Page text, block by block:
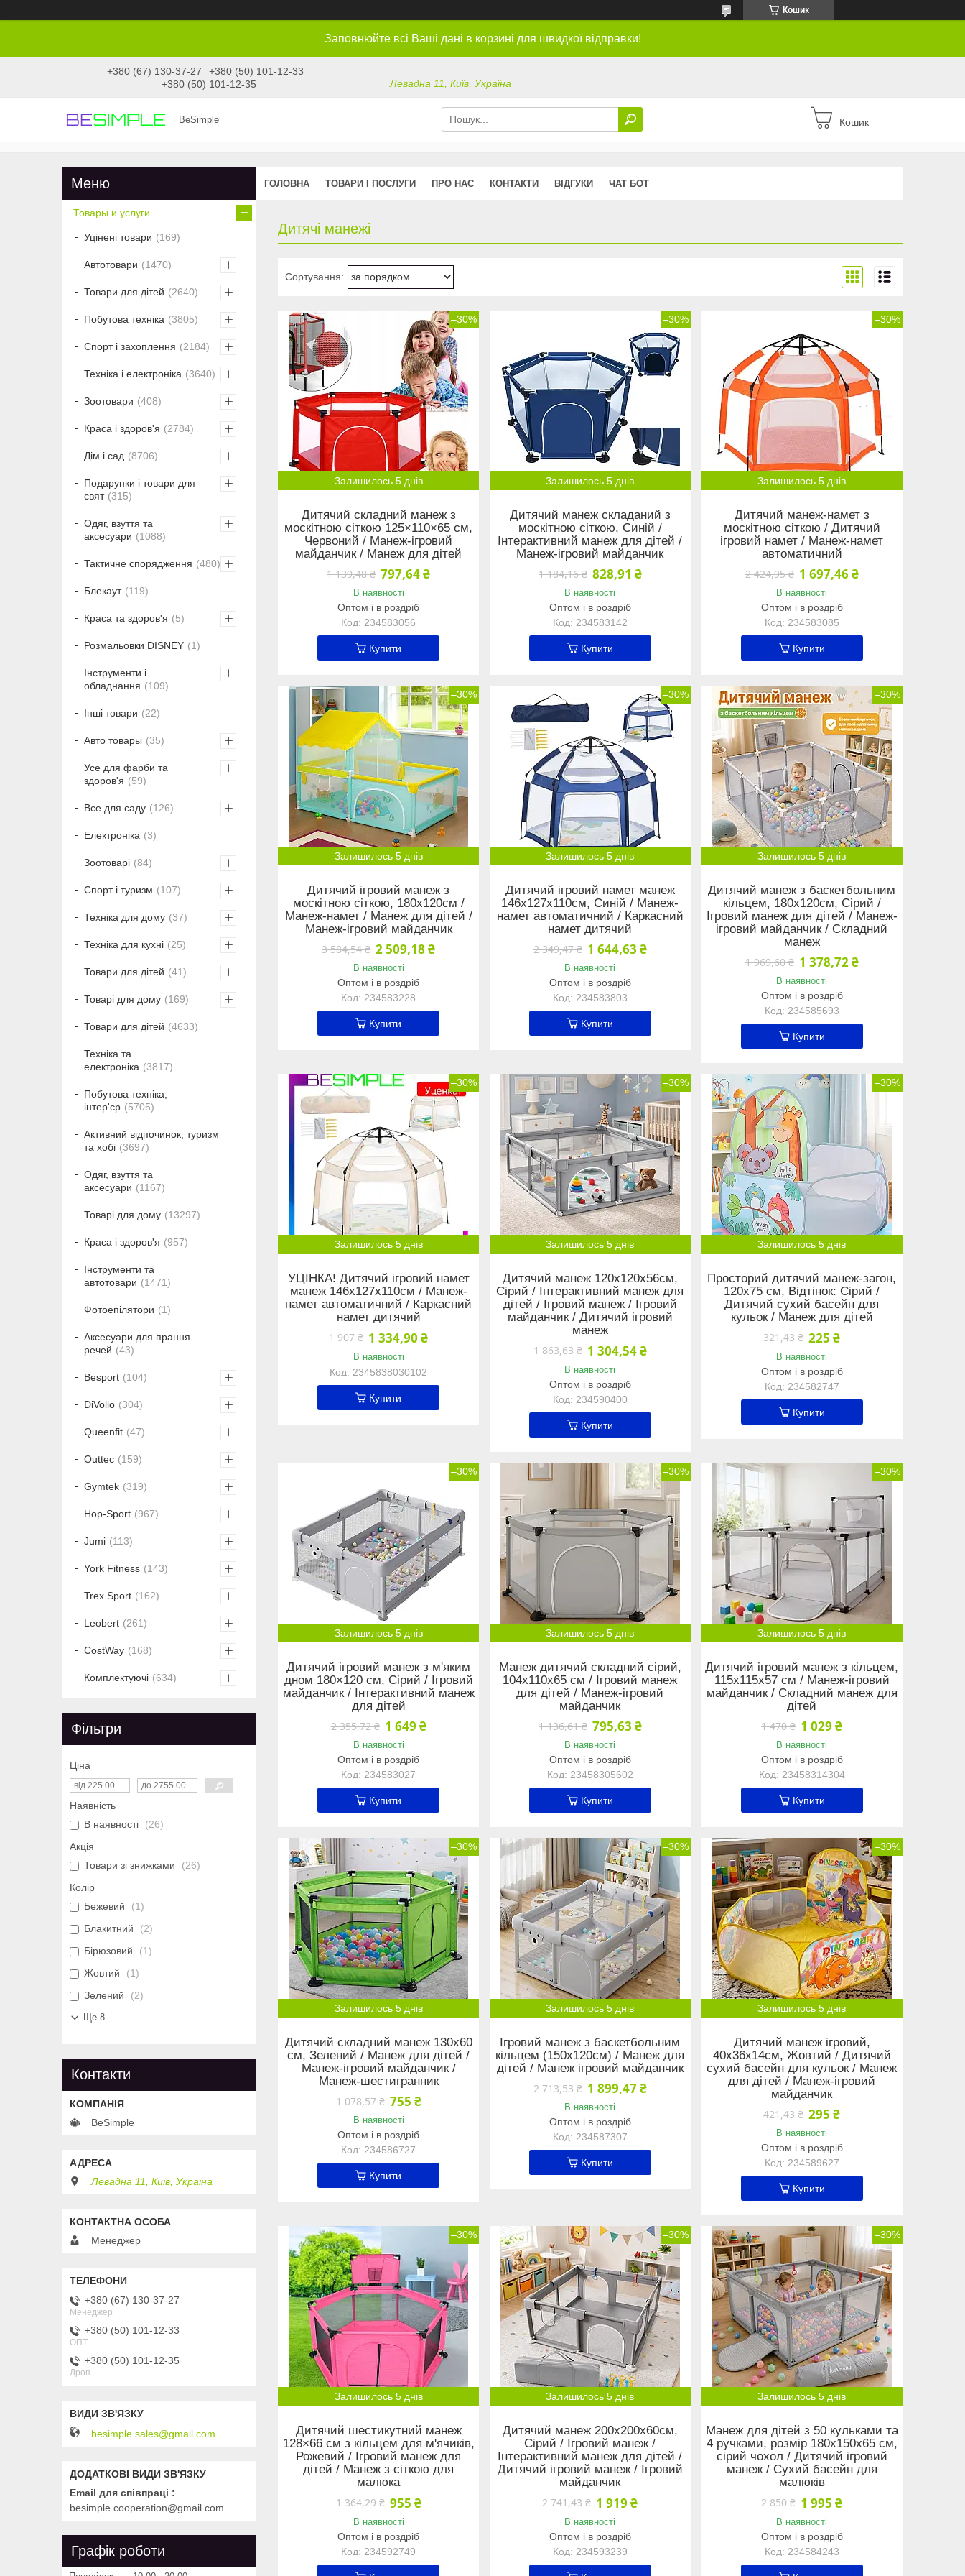
Кошик
Заповнюйте всі Ваші дані в корзині для швидкої відправки!
+380 (67) 130-37-27
+380 (50) 101-12-33
+380 (50) 101-12-35
Левадна 11, Київ, Україна
BeSimple Кошик
ГОЛОВНА ТОВАРИ І ПОСЛУГИ ПРО НАС КОНТАКТИ ВІДГУКИ ЧАТ БОТ
Дитячі манежі
–30%
Залишилось 5 днів
Дитячий складний манеж з
москітною сіткою 125×110×65 см,
Червоний / Манеж-ігровий
майданчик / Манеж для дітей
1 139,48 ₴ 797,64 ₴
В наявності
Оптом і в роздріб
234583056
Купити
–30%
Залишилось 5 днів
Дитячий манеж складаний з
москітною сіткою, Синій /
Інтерактивний манеж для дітей /
Манеж-ігровий майданчик
1 184,16 ₴ 828,91 ₴
В наявності
Оптом і в роздріб
234583142
Купити
–30%
Залишилось 5 днів
Дитячий манеж-намет з
москітною сіткою / Дитячий
ігровий намет / Манеж-намет
автоматичний
2 424,95 ₴ 1 697,46 ₴
В наявності
Оптом і в роздріб
234583085
Купити
–30%
Залишилось 5 днів
Дитячий ігровий манеж з
москітною сіткою, 180х120см /
Манеж-намет / Манеж для дітей /
Манеж-ігровий майданчик
3 584,54 ₴ 2 509,18 ₴
В наявності
Оптом і в роздріб
234583228
Купити
–30%
Залишилось 5 днів
Дитячий ігровий намет манеж
146х127х110см, Синій / Манеж-
намет автоматичний / Каркасний
намет дитячий
2 349,47 ₴ 1 644,63 ₴
В наявності
Оптом і в роздріб
234583803
Купити
–30%
Залишилось 5 днів
Дитячий манеж з баскетбольним
кільцем, 180х120см, Сірий /
Ігровий манеж для дітей / Манеж-
ігровий майданчик / Складний
манеж
1 969,60 ₴ 1 378,72 ₴
В наявності
Оптом і в роздріб
234585693
Купити
–30%
Залишилось 5 днів
УЦІНКА! Дитячий ігровий намет
манеж 146х127х110см / Манеж-
намет автоматичний / Каркасний
намет дитячий
1 907 ₴ 1 334,90 ₴
В наявності
2345838030102
Купити
–30%
Залишилось 5 днів
Дитячий манеж 120х120х56см,
Сірий / Інтерактивний манеж для
дітей / Ігровий манеж / Ігровий
майданчик / Дитячий ігровий
манеж
1 863,63 ₴ 1 304,54 ₴
В наявності
Оптом і в роздріб
234590400
Купити
–30%
Залишилось 5 днів
Просторий дитячий манеж-загон,
120x75 см, Відтінок: Сірий /
Дитячий сухий басейн для
кульок / Манеж для дітей
321,43 ₴ 225 ₴
В наявності
Оптом і в роздріб
234582747
Купити
–30%
Залишилось 5 днів
Дитячий ігровий манеж з м'яким
дном 180×120 см, Сірий / Ігровий
майданчик / Інтерактивний манеж
для дітей
2 355,72 ₴ 1 649 ₴
В наявності
Оптом і в роздріб
234583027
Купити
–30%
Залишилось 5 днів
Манеж дитячий складний сірий,
104х110х65 см / Ігровий манеж
для дітей / Манеж-ігровий
майданчик
1 136,61 ₴ 795,63 ₴
В наявності
Оптом і в роздріб
23458305602
Купити
–30%
Залишилось 5 днів
Дитячий ігровий манеж з кільцем,
115х115х57 см / Манеж-ігровий
майданчик / Складний манеж для
дітей
1 470 ₴ 1 029 ₴
В наявності
Оптом і в роздріб
23458314304
Купити
–30%
Залишилось 5 днів
Дитячий складний манеж 130х60
см, Зелений / Манеж для дітей /
Манеж-ігровий майданчик /
Манеж-шестигранник
1 078,57 ₴ 755 ₴
В наявності
Оптом і в роздріб
234586727
Купити
–30%
Залишилось 5 днів
Ігровий манеж з баскетбольним
кільцем (150х120см) / Манеж для
дітей / Манеж ігровий майданчик
2 713,53 ₴ 1 899,47 ₴
В наявності
Оптом і в роздріб
234587307
Купити
–30%
Залишилось 5 днів
Дитячий манеж ігровий,
40х36х14см, Жовтий / Дитячий
сухий басейн для кульок / Манеж
для дітей / Манеж-ігровий
майданчик
421,43 ₴ 295 ₴
В наявності
Оптом і в роздріб
234589627
Купити
–30%
Залишилось 5 днів
Дитячий шестикутний манеж
128×66 см з кільцем для м'ячиків,
Рожевий / Ігровий манеж для
дітей / Манеж з сіткою для
малюка
1 364,29 ₴ 955 ₴
В наявності
Оптом і в роздріб
234592749
–30%
Залишилось 5 днів
Дитячий манеж 200х200х60см,
Сірий / Ігровий манеж /
Інтерактивний манеж для дітей /
Дитячий ігровий манеж / Ігровий
майданчик
2 741,43 ₴ 1 919 ₴
В наявності
Оптом і в роздріб
234593239
–30%
Залишилось 5 днів
Манеж для дітей з 50 кульками та
4 ручками, розмір 180х150х65 см,
сірий чохол / Дитячий ігровий
манеж / Сухий басейн для
малюків
2 850 ₴ 1 995 ₴
В наявності
Оптом і в роздріб
234584243
Товары и услуги
Уцінені товари 169
Автотовари 1470
Товари для дітей 2640
Побутова техніка 3805
Спорт і захоплення 2184
Техніка і електроніка 3640
Зоотовари 408
Краса і здоров'я 2784
Дім і сад 8706
Подарунки і товари для
свят
315
Одяг, взуття та
аксесуари
1088
Тактичне спорядження 480
Блекаут 119
Краса та здоров'я 5
Розмальовки DISNEY 1
Інструменти і
обладнання
109
Інші товари 22
Авто товары 35
Усе для фарби та
здоров'я
59
Все для саду 126
Електроніка 3
Зоотоварі 84
Спорт і туризм 107
Техніка для дому 37
Техніка для кухні 25
Товари для дітей 41
Товарі для дому 169
Товари для дітей 4633
Техніка та
електроніка
3817
Побутова техніка,
інтер'єр
5705
Активний відпочинок, туризм
та хобі
3697
Одяг, взуття та
аксесуари
1167
Товарі для дому 13297
Краса і здоров'я 957
Інструменти та
автотовари
1471
Фотоепілятори 1
Аксесуари для прання
речей
43
Besport 104
DiVolio 304
Queenfit 47
Outtec 159
Gymtek 319
Hop-Sport 967
Jumi 113
York Fitness 143
Trex Sport 162
Leobert 261
CostWay 168
Комплектуючі 634
Фільтри
Ціна
Наявність
В наявності
26
Акція
Товари зі знижками
26
Колір
Бежевий
1
Блакитний
2
Бірюзовий
1
Жовтий
1
Зелений
2
Ще 8
Контакти
BeSimple
Левадна 11, Київ, Україна
Менеджер
+380 (67) 130-37-27
Менеджер
+380 (50) 101-12-33
ОПТ
+380 (50) 101-12-35
Дроп
besimple.sales@gmail.com
Email для співпраці
besimple.cooperation@gmail.com
Графік роботи